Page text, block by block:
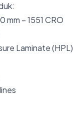
mm – 1551 CRO
Laminate (HPL)